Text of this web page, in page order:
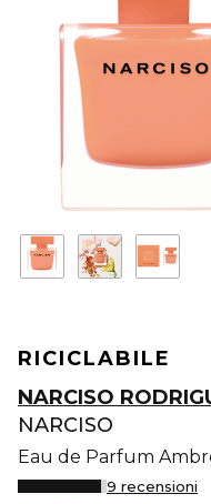
RICICLABILE
NARCISO
NARCISO
Eau de Parfum
9 recensioni